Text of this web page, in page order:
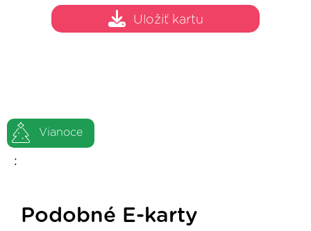
Vianoce
:
Uložiť kartu
Podobné E-karty